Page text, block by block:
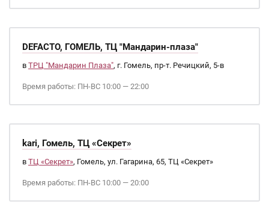
DEFACTO, ГОМЕЛЬ, ТЦ "Мандарин-плаза"
в ТРЦ "Мандарин Плаза", г. Гомель, пр-т. Речицкий, 5-в
Время работы: ПН-ВС 10:00 — 22:00
kari, Гомель, ТЦ «Секрет»
в ТЦ «Секрет», Гомель, ул. Гагарина, 65, ТЦ «Секрет»
Время работы: ПН-ВС 10:00 — 20:00